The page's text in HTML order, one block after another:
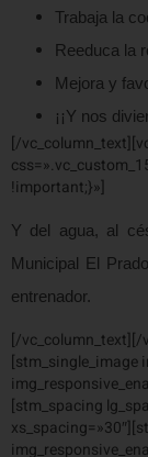
Trabaja la
Reeduca la
Mejora y
¡¡Y nos
[/
!important;}»]
Y del agua, al
Municipal El
entrenador.
[/vc_column_text][/
[stm_single_image
[stm_spacing